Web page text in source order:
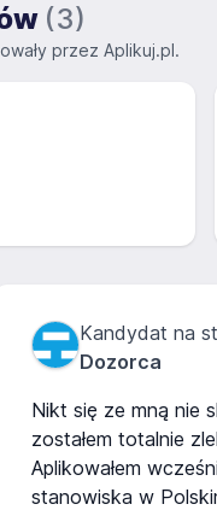
(3)
przez Aplikuj.pl.
Kandydat na
Dozorca
Nikt się ze mną nie
zostałem totalnie
Aplikowałem
stanowiska w